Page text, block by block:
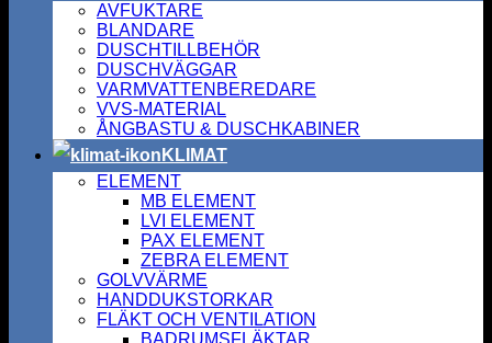
AVFUKTARE
BLANDARE
DUSCHTILLBEHÖR
DUSCHVÄGGAR
VARMVATTENBEREDARE
VVS-MATERIAL
ÅNGBASTU & DUSCHKABINER
KLIMAT
ELEMENT
MB ELEMENT
LVI ELEMENT
PAX ELEMENT
ZEBRA ELEMENT
GOLVVÄRME
HANDDUKSTORKAR
FLÄKT OCH VENTILATION
BADRUMSFLÄKTAR